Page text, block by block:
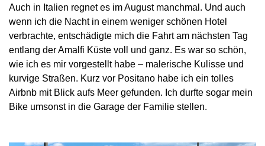
Auch in Italien regnet es im August manchmal. Und auch
wenn ich die Nacht in einem weniger schönen Hotel
verbrachte, entschädigte mich die Fahrt am nächsten Tag
entlang der Amalfi Küste voll und ganz. Es war so schön,
wie ich es mir vorgestellt habe – malerische Kulisse und
kurvige Straßen. Kurz vor Positano habe ich ein tolles
Airbnb mit Blick aufs Meer gefunden. Ich durfte sogar mein
Bike umsonst in die Garage der Familie stellen.